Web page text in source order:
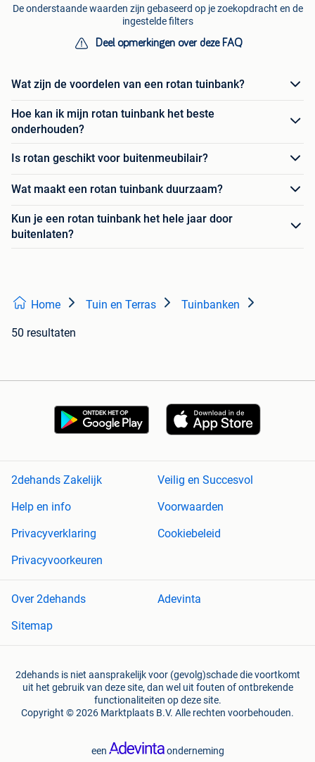
De onderstaande waarden zijn gebaseerd op je zoekopdracht en de
ingestelde filters
Deel opmerkingen over deze FAQ
Wat zijn de voordelen van een rotan tuinbank?
Hoe kan ik mijn rotan tuinbank het beste
onderhouden?
Is rotan geschikt voor buitenmeubilair?
Wat maakt een rotan tuinbank duurzaam?
Kun je een rotan tuinbank het hele jaar door
buitenlaten?
Home Tuin en Terras Tuinbanken
50 resultaten
2dehands Zakelijk
Veilig en Succesvol
Help en info
Voorwaarden
Privacyverklaring
Cookiebeleid
Privacyvoorkeuren
Over 2dehands
Adevinta
Sitemap
2dehands is niet aansprakelijk voor (gevolg)schade die voortkomt
uit het gebruik van deze site, dan wel uit fouten of ontbrekende
functionaliteiten op deze site.
Copyright © 2026 Marktplaats B.V. Alle rechten voorbehouden.
een onderneming